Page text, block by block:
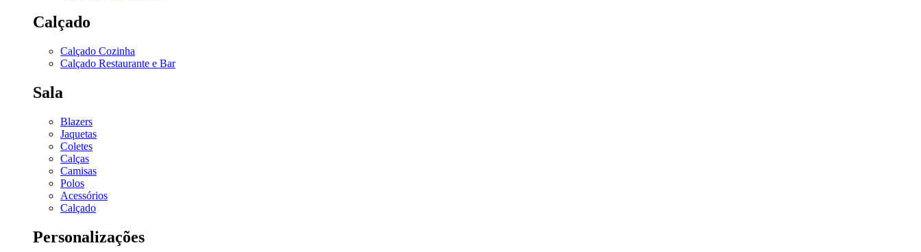
Calçado
Calçado Cozinha
Calçado Restaurante e Bar
Sala
Blazers
Jaquetas
Coletes
Calças
Camisas
Polos
Acessórios
Calçado
Personalizações